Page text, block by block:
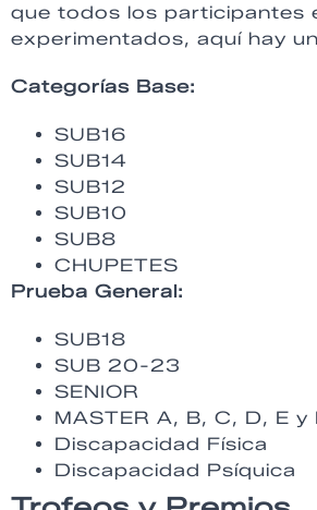
que todos los participantes
experimentados, aquí hay
Categorías Base:
SUB16
SUB14
SUB12
SUB10
SUB8
CHUPETES
Prueba General:
SUB18
SUB 20-23
SENIOR
MASTER A, B, C, D, E y
Discapacidad Física
Discapacidad Psíquica